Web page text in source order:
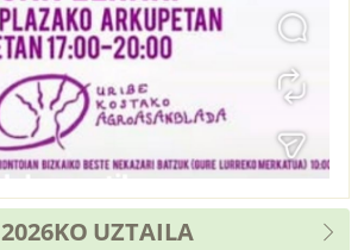
2026KO UZTAILA